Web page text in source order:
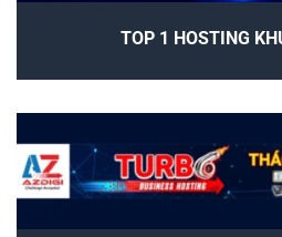
TOP 1 HOSTING